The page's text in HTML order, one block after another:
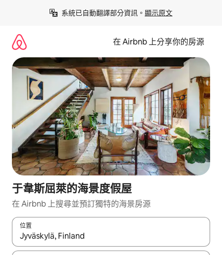
系統已自動翻譯部分資訊。 顯示原文
在 Airbnb 上分享你的房源
于韋斯屈萊的海景度假屋
在 Airbnb 上搜尋並預訂獨特的海景房源
位置
如有搜尋結果，瀏覽內容時請使用上下箭頭，或輕點、滑動裝置。